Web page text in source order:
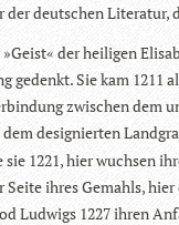
deut­schen Lite­ra­tur,
der hei­li­gen
gedenkt. Sie kam 1211
zwi­schen dem
desi­gnier­ten
1221, hier wuch­sen
Seite ihres Gemahls,
Lud­wigs 1227 ihren